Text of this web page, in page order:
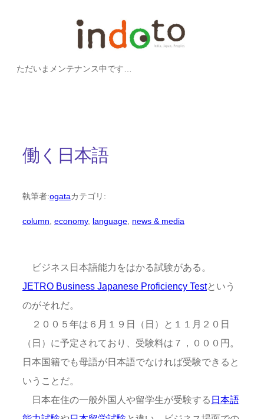
ただいまメンテナンス中です…
働く日本語
執筆者:ogataカテゴリ:
column economy, language news & media
ビジネス日本語能力をはかる試験がある。
JETRO Business Japanese Proficiency Testという
のがそれだ。
２００５年は６月１９日（日）と１１月２０日
（日）に予定されており、受験料は７，０００円。
日本国籍でも母語が日本語でなければ受験できると
いうことだ。
日本在住の一般外国人や留学生が受験する 日本語